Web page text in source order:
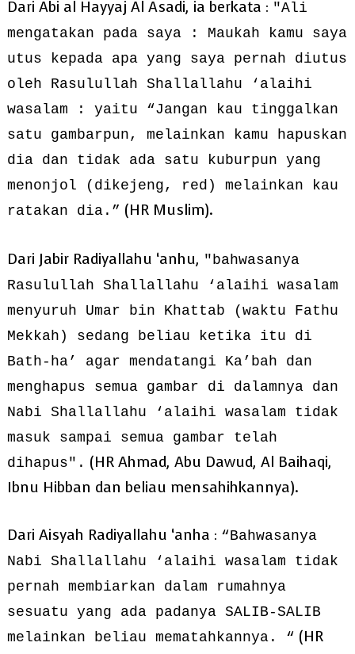
Dari Abi al Hayyaj Al Asadi, ia berkata : "Ali
mengatakan pada saya : Maukah kamu saya
utus kepada apa yang saya pernah diutus
oleh Rasulullah Shallallahu ‘alaihi
wasalam : yaitu “Jangan kau tinggalkan
satu gambarpun, melainkan kamu hapuskan
dia dan tidak ada satu kuburpun yang
menonjol (dikejeng, red) melainkan kau
ratakan dia.” (HR Muslim).
Dari Jabir Radiyallahu ‘anhu, "bahwasanya
Rasulullah Shallallahu ‘alaihi wasalam
menyuruh Umar bin Khattab (waktu Fathu
Mekkah) sedang beliau ketika itu di
Bath-ha’ agar mendatangi Ka’bah dan
menghapus semua gambar di dalamnya dan
Nabi Shallallahu ‘alaihi wasalam tidak
masuk sampai semua gambar telah
dihapus". (HR Ahmad, Abu Dawud, Al Baihaqi,
Ibnu Hibban dan beliau mensahihkannya).
Dari Aisyah Radiyallahu ‘anha : “Bahwasanya
Nabi Shallallahu ‘alaihi wasalam tidak
pernah membiarkan dalam rumahnya
sesuatu yang ada padanya SALIB-SALIB
melainkan beliau mematahkannya. “ (HR